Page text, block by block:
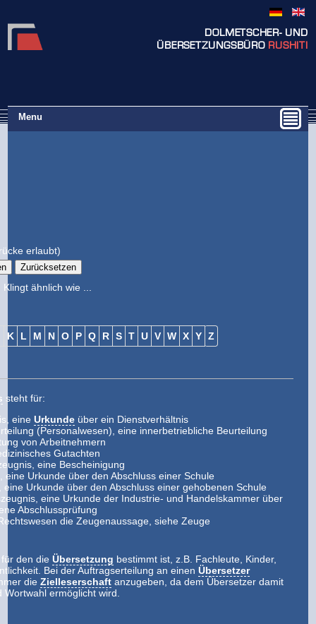
DOLMETSCHER- UND
ÜBERSETZUNGSBÜRO RUSHITI
Menu
erlaubt)
Klingt ähnlich wie ...
K L M N O P Q R S T U V W X Y Z
steht für:
eine Urkundeüber ein Dienstverhältnis
(Personalwesen), eine innerbetriebliche Beurteilung
von Arbeitnehmern
Gutachten
eine Bescheinigung
eine Urkunde über den Abschluss einer Schule
eine Urkunde über den Abschluss einer gehobenen Schule
eine Urkunde der Industrie- und Handelskammer über
Abschlussprüfung
die Zeugenaussage, siehe Zeuge
den die Übersetzung bestimmt ist, z.B. Fachleute, Kinder,
Bei der Auftragserteilung an einen Übersetzer
die Zielleserschaftanzugeben, da dem Übersetzer damit
ermöglicht wird.